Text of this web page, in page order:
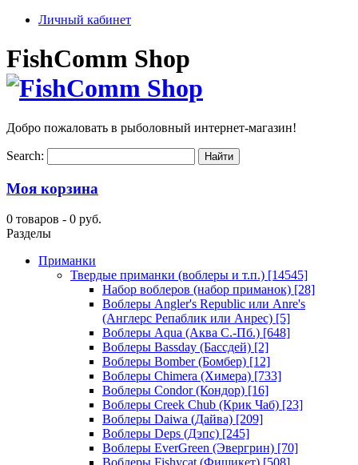
Личный кабинет
FishComm Shop
Добро пожаловать в рыболовный интернет-магазин!
Search:
Моя корзина
0 товаров - 0 руб.
Разделы
Приманки
Твердые приманки (воблеры и т.п.) [14545]
Набор воблеров (набор приманок) [28]
Воблеры Angler's Republic или Anre's
(Англерс Репаблик или Анрес) [5]
Воблеры Aqua (Аква С.-Пб.) [648]
Воблеры Bassday (Бассдей) [2]
Воблеры Bomber (Бомбер) [12]
Воблеры Chimera (Химера) [733]
Воблеры Condor (Кондор) [16]
Воблеры Creek Chub (Крик Чаб) [23]
Воблеры Daiwa (Дайва) [209]
Воблеры Deps (Дэпс) [245]
Воблеры EverGreen (Эвергрин) [70]